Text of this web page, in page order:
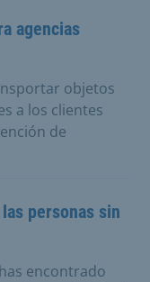
agencias
objetos
a los clientes
de
personas sin
encontrado